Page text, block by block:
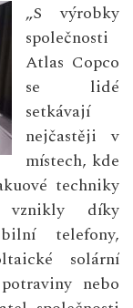
„S výrobky
společnosti
Atlas Copco
se lidé
setkávají
nejčastěji v
místech, kde
techniky
vznikly díky
telefony,
solární
nebo